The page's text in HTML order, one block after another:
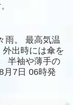
雨。
最高気温
出時には傘を
半袖や薄手の
月7日 06時発